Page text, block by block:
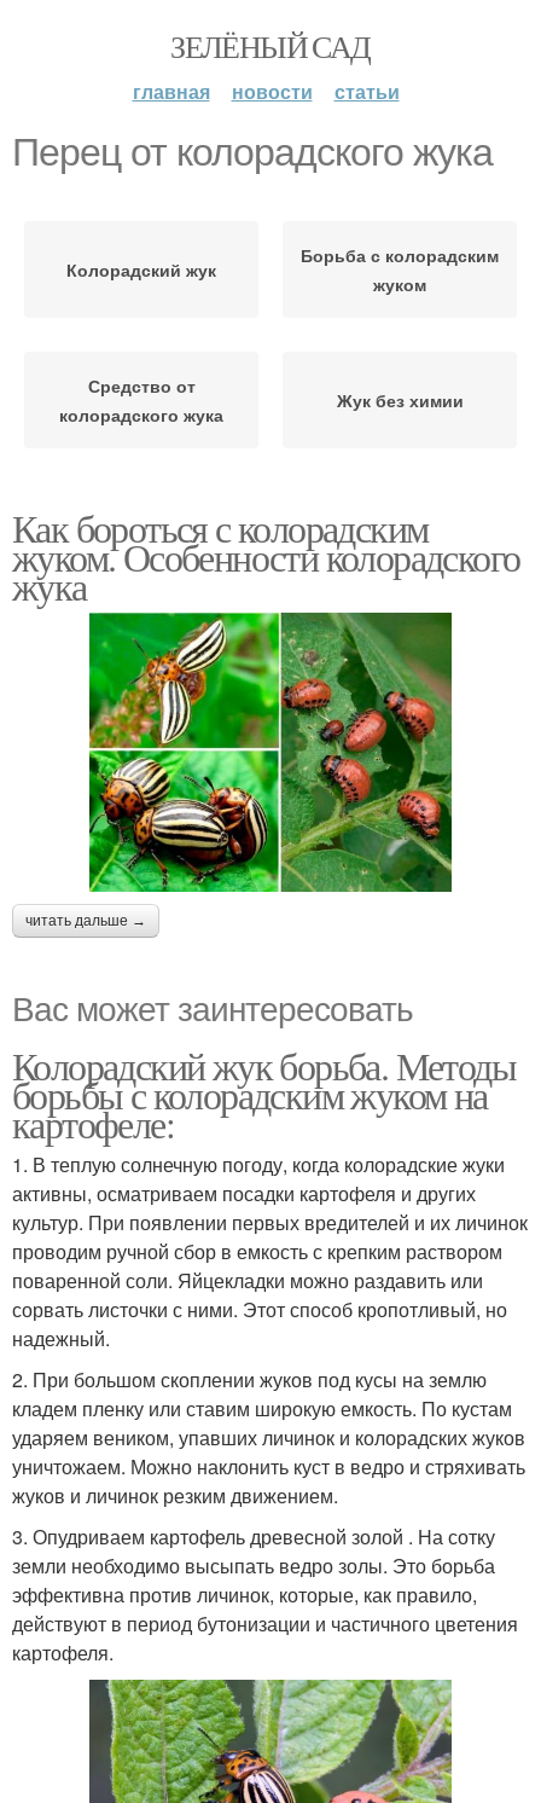
ЗЕЛЁНЫЙ САД
главная новости статьи
Перец от колорадского жука
Колорадский жук
Борьба с колорадским
жуком
Средство от
колорадского жука
Жук без химии
Как бороться с колорадским
жуком. Особенности колорадского
жука
читать дальше →
Вас может заинтересовать
Колорадский жук борьба. Методы
борьбы с колорадским жуком на
картофеле:
1. В теплую солнечную погоду, когда колорадские жуки
активны, осматриваем посадки картофеля и других
культур. При появлении первых вредителей и их личинок
проводим ручной сбор в емкость с крепким раствором
поваренной соли. Яйцекладки можно раздавить или
сорвать листочки с ними. Этот способ кропотливый, но
надежный.
2. При большом скоплении жуков под кусы на землю
кладем пленку или ставим широкую емкость. По кустам
ударяем веником, упавших личинок и колорадских жуков
уничтожаем. Можно наклонить куст в ведро и стряхивать
жуков и личинок резким движением.
3. Опудриваем картофель древесной золой . На сотку
земли необходимо высыпать ведро золы. Это борьба
эффективна против личинок, которые, как правило,
действуют в период бутонизации и частичного цветения
картофеля.